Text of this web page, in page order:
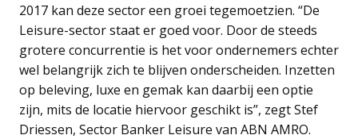
2017 kan deze sector een groei tegemoetzien. “De
Leisure-sector staat er goed voor. Door de steeds
grotere concurrentie is het voor ondernemers echter
wel belangrijk zich te blijven onderscheiden. Inzetten
op beleving, luxe en gemak kan daarbij een optie
zijn, mits de locatie hiervoor geschikt is”, zegt Stef
Driessen, Sector Banker Leisure van ABN AMRO.